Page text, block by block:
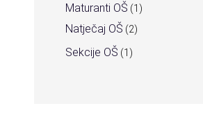
Maturanti OŠ (1)
Natječaj OŠ (2)
Sekcije OŠ (1)